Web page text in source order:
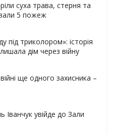
суха трава, стерня та
5 пожеж
під триколором»: історія
дім через війну
ще одного захисника –
Іванчук увійде до Зали